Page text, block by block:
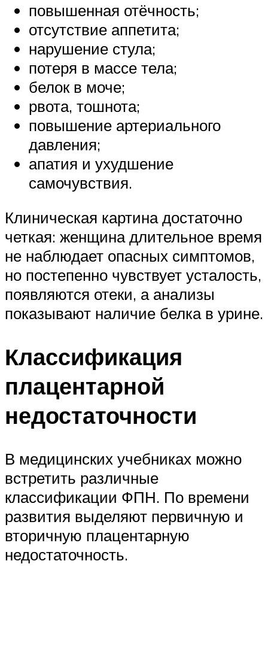
повышенная отёчность;
отсутствие аппетита;
нарушение стула;
потеря в массе тела;
белок в моче;
рвота, тошнота;
повышение артериального
давления;
апатия и ухудшение
самочувствия.
Клиническая картина достаточно
четкая: женщина длительное время
не наблюдает опасных симптомов,
но постепенно чувствует усталость,
появляются отеки, а анализы
показывают наличие белка в урине.
Классификация
плацентарной
недостаточности
В медицинских учебниках можно
встретить различные
классификации ФПН. По времени
развития выделяют первичную и
вторичную плацентарную
недостаточность.